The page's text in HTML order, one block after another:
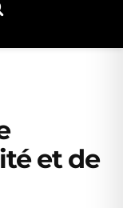
et de